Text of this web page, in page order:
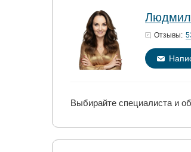
Отзывы:
Выбирайте специалиста и